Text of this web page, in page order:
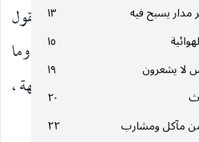
يسبح فيه
١٣
١٥
لا يشعرون
١٩
٢٠
من مآكل ومشارب
٢٢
بصره عليها حال جريها كان يقول
حبّ الخير عن ذكر ربّى» وما
عن عينيه بسبب الغبار من جهة ،
أخرى.